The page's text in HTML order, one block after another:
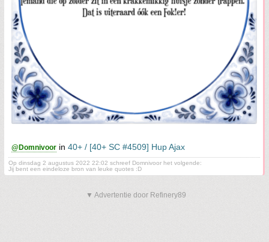
@Domnivoor in 40+ / [40+ SC #4509] Hup Ajax
Op dinsdag 2 augustus 2022 22:02 schreef Domnivoor het volgende:
Jij bent een eindeloze bron van leuke quotes :D
▼ Advertentie door Refinery89